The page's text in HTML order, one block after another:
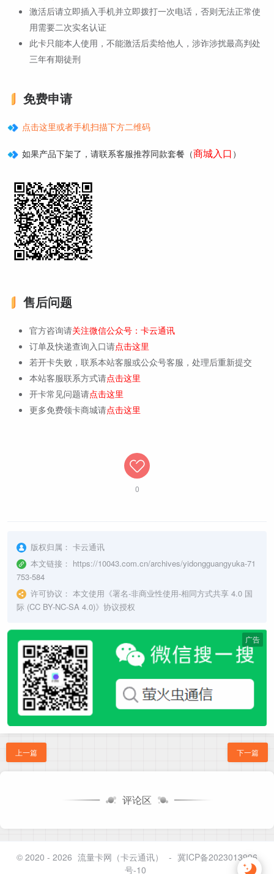
激活后请立即插入手机并立即拨打一次电话，否则无法正常使
用需要二次实名认证
此卡只能本人使用，不能激活后卖给他人，涉诈涉扰最高判处
三年有期徒刑
免费申请
点击这里或者手机扫描下方二维码
如果产品下架了，请联系客服推荐同款套餐（商城入口 ）
售后问题
官方咨询请关注微信公众号：卡云通讯
订单及快递查询入口请点击这里
若开卡失败，联系本站客服或公众号客服，处理后重新提交
本站客服联系方式请点击这里
开卡常见问题请点击这里
更多免费领卡商城请点击这里
0
版权归属： 卡云通讯
本文链接： https://10043.com.cn/archives/yidongguangyuka-71
753-584
许可协议： 本文使用《署名-非商业性使用-相同方式共享 4.0 国
际 (CC BY-NC-SA 4.0)》协议授权
广告
上一篇 下一篇
评论区
© 2020 - 2026 流量卡网（卡云通讯） - 冀ICP备2023013996
号-10